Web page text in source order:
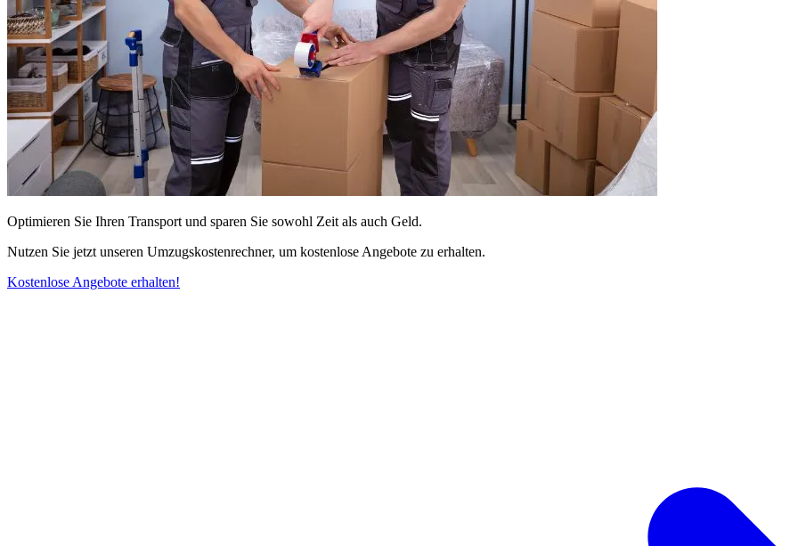
Optimieren Sie Ihren Transport und sparen Sie sowohl Zeit als auch Geld.
Nutzen Sie jetzt unseren Umzugskostenrechner, um kostenlose Angebote zu erhalten.
Kostenlose Angebote erhalten!